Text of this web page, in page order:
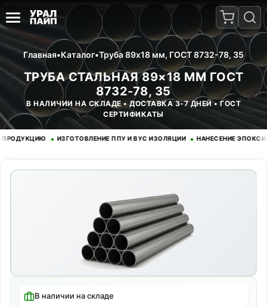
Главная•Каталог•Труба 89x18 мм, ГОСТ 8732-78, 35
ТРУБА СТАЛЬНАЯ 89×18 ММ ГОСТ
8732-78, 35
В НАЛИЧИИ НА СКЛАДЕ • ДОСТАВКА 3-7 ДНЕЙ • ГОСТ
СЕРТИФИКАТЫ
• ИЗГОТОВЛЕНИЕ ППУ И ВУС ИЗОЛЯЦИИ • НАНЕСЕНИЕ
В наличии на складе